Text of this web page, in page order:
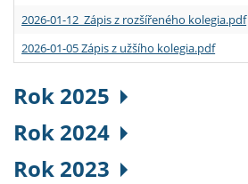
2026-01-12 Zápis z rozšířeného kolegia.pdf
2026-01-05 Zápis z užšího kolegia.pdf
Rok 2025
Rok 2024
Rok 2023